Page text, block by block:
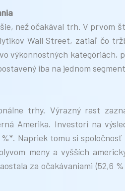
než očakával trh. V prvom
Wall Street, zatiaľ čo
výkonnostných
iba na jednom
trhy. Výrazný rast
Amerika. Investori na
Napriek tomu si
meny a vyšších
za očakávaniami (52,6